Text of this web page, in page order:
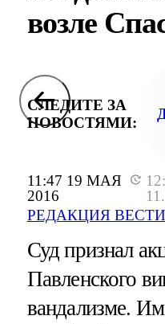
11:47 19 МАЯ
2016
РЕДАКЦИЯ
возле
СЛЕДИТЕ ЗА
НОВОСТЯМИ:
Суд признал
Павленского
вандализме.